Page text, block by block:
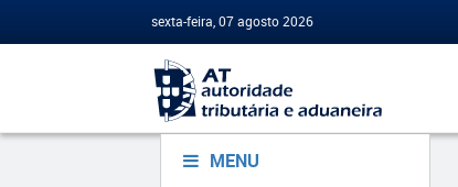
sexta-feira, 07 agosto 2026
MENU